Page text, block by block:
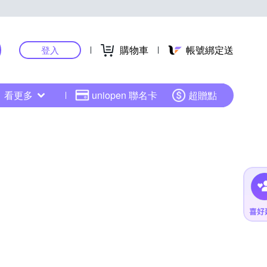
登入 購物車 帳號綁定送
看更多 uniopen 聯名卡 超贈點